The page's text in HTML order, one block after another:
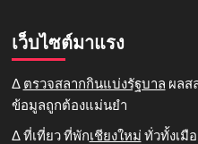
เว็บไซต์มาแรง
Δ ตรวจสลากกินแบ่งรัฐบาล ผลส
ข้อมูลถูกต้องแม่นยำ
Δ ที่เที่ยว ที่พักเชียงใหม่ ทั่วทั้งเมื